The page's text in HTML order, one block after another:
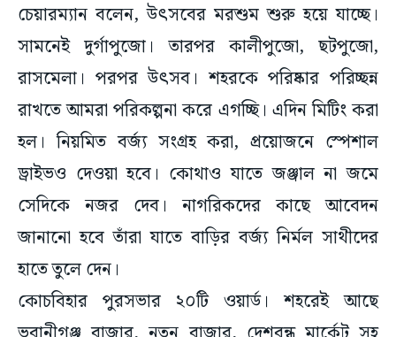
চেয়ারম্যান বলেন, উৎসবের মরশুম শুরু হয়ে যাচ্ছে।
সামনেই দুর্গাপুজো। তারপর কালীপুজো, ছটপুজো,
রাসমেলা। পরপর উৎসব। শহরকে পরিষ্কার পরিচ্ছন্ন
রাখতে আমরা পরিকল্পনা করে এগচ্ছি। এদিন মিটিং করা
হল। নিয়মিত বর্জ্য সংগ্রহ করা, প্রয়োজনে স্পেশাল
ড্রাইভও দেওয়া হবে। কোথাও যাতে জঞ্জাল না জমে
সেদিকে নজর দেব। নাগরিকদের কাছে আবেদন
জানানো হবে তাঁরা যাতে বাড়ির বর্জ্য নির্মল সাথীদের
হাতে তুলে দেন।
কোচবিহার পুরসভার ২০টি ওয়ার্ড। শহরেই আছে